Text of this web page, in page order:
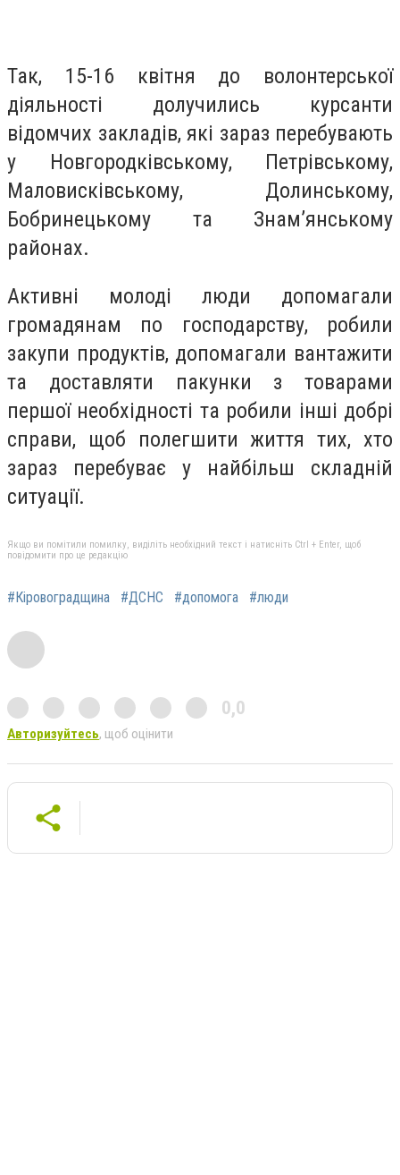
Так, 15-16 квітня до волонтерської
діяльності долучились курсанти
відомчих закладів, які зараз перебувають
у Новгородківському, Петрівському,
Маловисківському, Долинському,
Бобринецькому та Знам’янському
районах.
Активні молоді люди допомагали
громадянам по господарству, робили
закупи продуктів, допомагали вантажити
та доставляти пакунки з товарами
першої необхідності та робили інші добрі
справи, щоб полегшити життя тих, хто
зараз перебуває у найбільш складній
ситуації.
Якщо ви помітили помилку, виділіть необхідний текст і натисніть Ctrl + Enter, щоб
повідомити про це редакцію
#Кіровоградщина #ДСНС #допомога #люди
0,0
Авторизуйтесь, щоб оцінити